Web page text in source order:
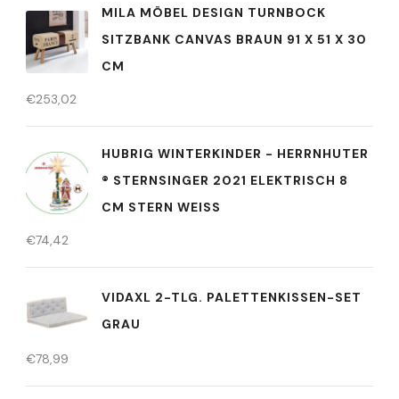
MILA MÖBEL DESIGN TURNBOCK
SITZBANK CANVAS BRAUN 91 X 51 X 30
CM
€253,02
HUBRIG WINTERKINDER - HERRNHUTER
® STERNSINGER 2021 ELEKTRISCH 8
CM STERN WEISS
€74,42
VIDAXL 2-TLG. PALETTENKISSEN-SET
GRAU
€78,99